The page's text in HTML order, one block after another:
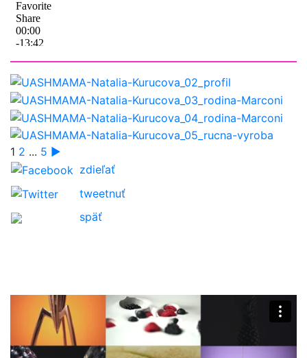
1 2 ... 5 ►
zdieľať
tweetnuť
späť